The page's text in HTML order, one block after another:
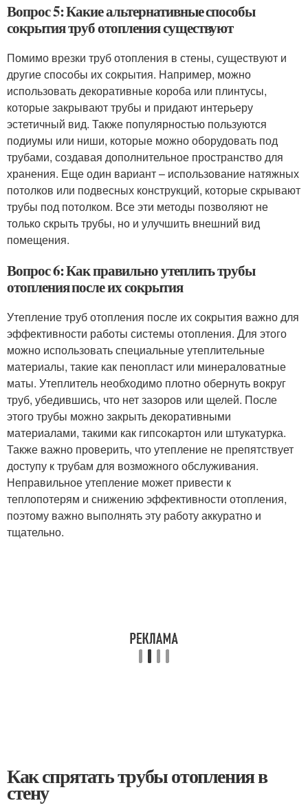
Вопрос 5: Какие альтернативные способы
сокрытия труб отопления существуют
Помимо врезки труб отопления в стены, существуют и
другие способы их сокрытия. Например, можно
использовать декоративные короба или плинтусы,
которые закрывают трубы и придают интерьеру
эстетичный вид. Также популярностью пользуются
подиумы или ниши, которые можно оборудовать под
трубами, создавая дополнительное пространство для
хранения. Еще один вариант – использование натяжных
потолков или подвесных конструкций, которые скрывают
трубы под потолком. Все эти методы позволяют не
только скрыть трубы, но и улучшить внешний вид
помещения.
Вопрос 6: Как правильно утеплить трубы
отопления после их сокрытия
Утепление труб отопления после их сокрытия важно для
эффективности работы системы отопления. Для этого
можно использовать специальные утеплительные
материалы, такие как пенопласт или минераловатные
маты. Утеплитель необходимо плотно обернуть вокруг
труб, убедившись, что нет зазоров или щелей. После
этого трубы можно закрыть декоративными
материалами, такими как гипсокартон или штукатурка.
Также важно проверить, что утепление не препятствует
доступу к трубам для возможного обслуживания.
Неправильное утепление может привести к
теплопотерям и снижению эффективности отопления,
поэтому важно выполнять эту работу аккуратно и
тщательно.
Как спрятать трубы отопления в
стену